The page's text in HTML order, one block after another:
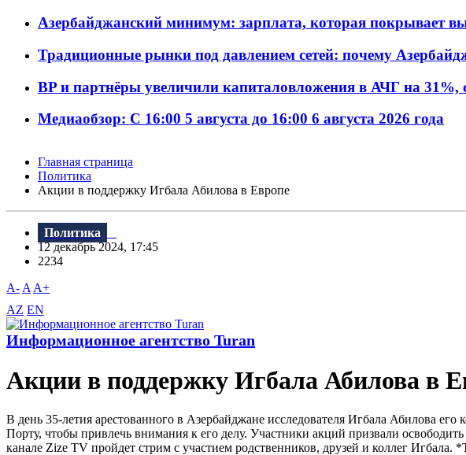
Азербайджанский минимум: зарплата, которая покрывает
Традиционные рынки под давлением сетей: почему
BP и партнёры увеличили капиталовложения в АЧГ на 31%,
Медиаобзор: С 16:00 5 августа до 16:00 6 августа 2026 года
Главная страница
Политика
Акции в поддержку Игбала Абилова в Европе
Политика
12 декабрь 2024, 17:45
2234
A- A A+
AZ EN
Информационное агентство Turan
Акции в поддержку Игбала Абилова в
В день 35-летия арестованного в Азербайджане исследователя Игбала Абилова
Порту, чтобы привлечь внимания к его делу. Участники акций призвали
канале Zize TV пройдет стрим с участием родственников, друзей и коллег Игбала.